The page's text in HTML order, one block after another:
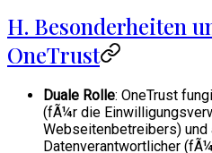
H. Besonderheiten
OneTrust
Duale Rolle: OneTrust
(fÃ¼r die
Webseitenbetreibers)
Datenverantwortlicher